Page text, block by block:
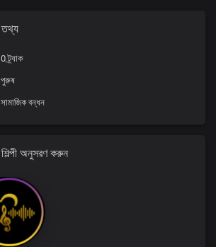
তথ্য
0 ট্র্যাক
পুরুষ
সামাজিক বন্ধন
শিল্পী অনুসরণ করুন